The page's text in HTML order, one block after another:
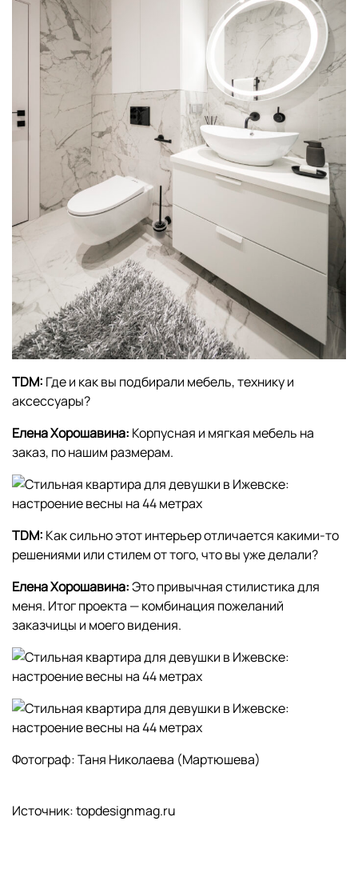
TDM: Где и как вы подбирали мебель, технику и
аксессуары?
Елена Хорошавина: Корпусная и мягкая мебель на
заказ, по нашим размерам.
TDM: Как сильно этот интерьер отличается какими-то
решениями или стилем от того, что вы уже делали?
Елена Хорошавина:Это привычная стилистика для
меня. Итог проекта — комбинация пожеланий
заказчицы и моего видения.
Фотограф: Таня Николаева (Мартюшева)
Источник: topdesignmag.ru